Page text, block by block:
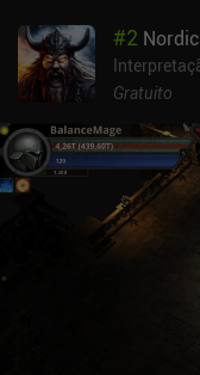
#2
Gratuito